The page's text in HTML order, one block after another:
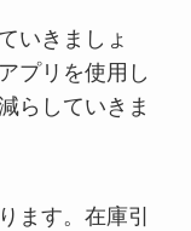
いきましょ
プリを使用し
らしていきま
ます。在庫引